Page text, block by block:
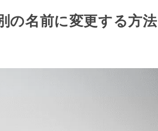
の名前に変更する方法